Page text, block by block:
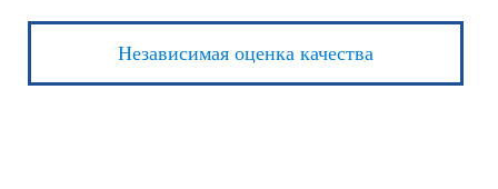
Независимая оценка качества